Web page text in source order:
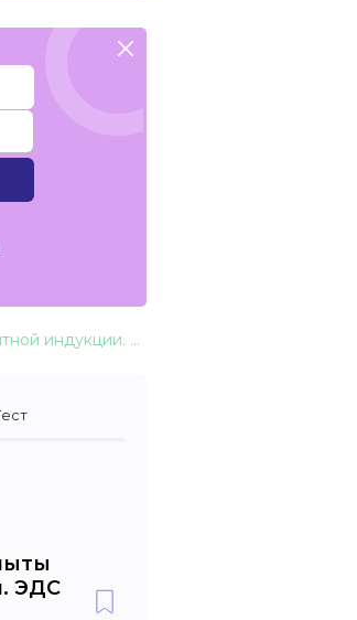
Электромагнитная индукция. Опыты Фарадея. Открытие электромагнитной индукции. ЭДС индукции в движущемся проводнике
ЭДС